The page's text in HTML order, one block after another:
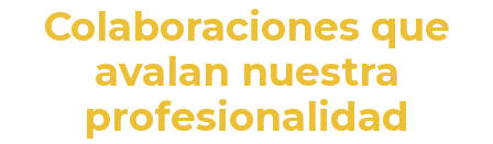
Colaboraciones que
avalan nuestra
profesionalidad